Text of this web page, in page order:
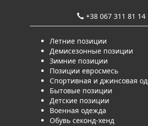
+38 067 311 81 14
Летние позиции
Демисезонные позиции
Зимние позиции
Позиции евросмесь
Спортивная и джинсовая
Бытовые позиции
Детские позиции
Военная одежда
Обувь секонд-хенд